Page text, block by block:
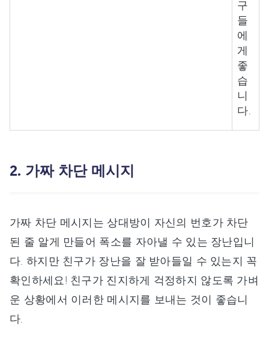
구
들
에
게
좋
습
니
다.
2. 가짜 차단 메시지
가짜 차단 메시지는 상대방이 자신의 번호가 차단
된 줄 알게 만들어 폭소를 자아낼 수 있는 장난입니
다. 하지만 친구가 장난을 잘 받아들일 수 있는지 꼭
확인하세요! 친구가 진지하게 걱정하지 않도록 가벼
운 상황에서 이러한 메시지를 보내는 것이 좋습니
다.